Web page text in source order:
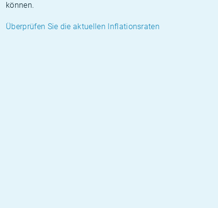
können.
Überprüfen Sie die aktuellen Inflationsraten